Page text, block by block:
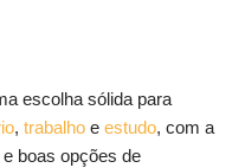
escolha sólida para
, trabalho e estudo, com a
boas opções de